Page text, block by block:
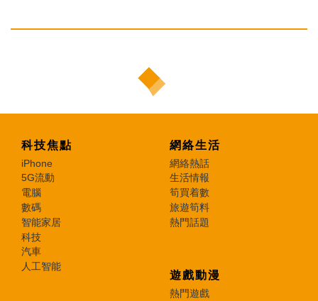
科技焦點
iPhone
5G流動
電腦
數碼
智能家居
科技
汽車
人工智能
網絡生活
網絡熱話
生活情報
筍買着數
旅遊筍料
熱門話題
遊戲動漫
熱門遊戲